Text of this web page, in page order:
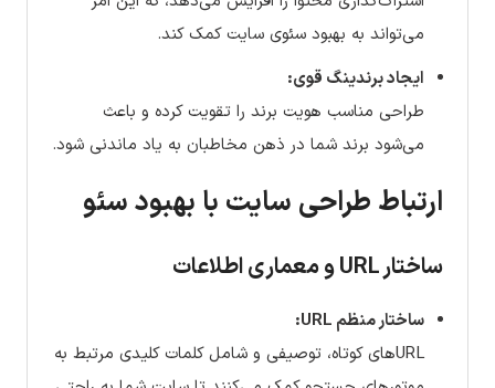
می‌تواند به بهبود سئوی سایت کمک کند.
ایجاد برندینگ قوی:
طراحی مناسب هویت برند را تقویت کرده و باعث
می‌شود برند شما در ذهن مخاطبان به یاد ماندنی شود.
ارتباط طراحی سایت با بهبود سئو
ساختار URL و معماری اطلاعات
ساختار منظم URL:
URLهای کوتاه، توصیفی و شامل کلمات کلیدی مرتبط به